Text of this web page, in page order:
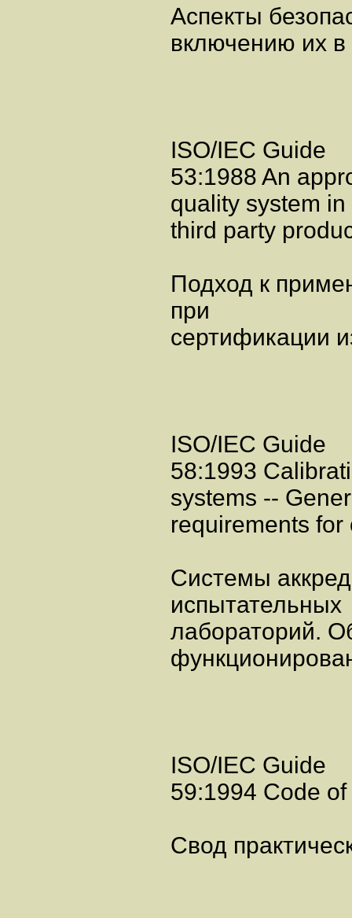
Аспекты
включению их в
ISO/IEC Guide
53:1988 An
quality system in
third party
Подход к
при
сертификации
ISO/IEC Guide
58:1993
systems --
requirements
Системы
испытательных
лабораторий.
ISO/IEC Guide
59:1994 Code
Свод